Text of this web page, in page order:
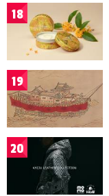
18
19
20